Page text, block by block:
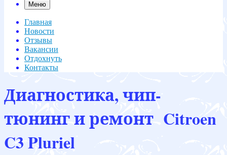
Меню
Главная
Новости
Отзывы
Вакансии
Отдохнуть
Контакты
Диагностика, чип-
тюнинг и ремонт Citroen
C3 Pluriel